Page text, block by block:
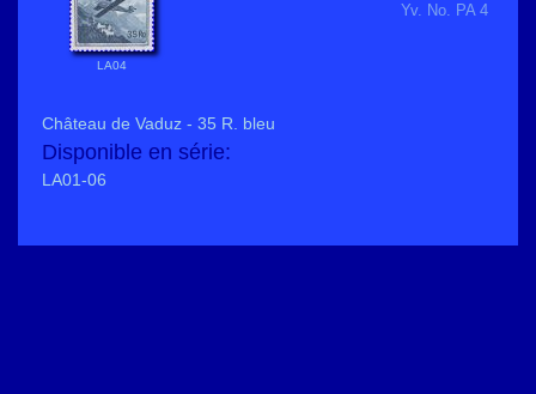
LA04
Yv. No. PA 4
Château de Vaduz - 35 R. bleu
Disponible en série:
LA01-06